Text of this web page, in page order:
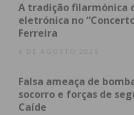
A tradição filarmónica
eletrónica no
Ferreira
6 DE AGOSTO 2026
Falsa ameaça de
socorro e forças de
Caíde